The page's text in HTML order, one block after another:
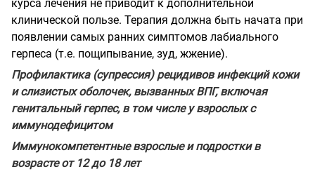
курса лечения не приводит к дополнительной
клинической пользе. Терапия должна быть начата при
появлении самых ранних симптомов лабиального
герпеса (т.е. пощипывание, зуд, жжение).
Профилактика (супрессия) рецидивов инфекций кожи
и слизистых оболочек, вызванных ВПГ, включая
генитальный герпес, в том числе у взрослых с
иммунодефицитом
Иммунокомпетентные взрослые и подростки в
возрасте от 12 до 18 лет